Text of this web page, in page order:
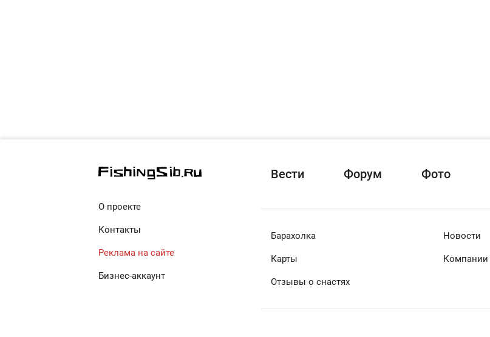
О проекте
Контакты
Реклама на сайте
Бизнес-аккаунт
Вести Форум Фото
Барахолка
Карты
Отзывы о снастях
Новости
Компании